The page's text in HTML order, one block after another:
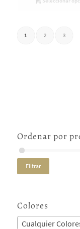
1 2 3
Ordenar por
Filtrar
Colores
Cualquier